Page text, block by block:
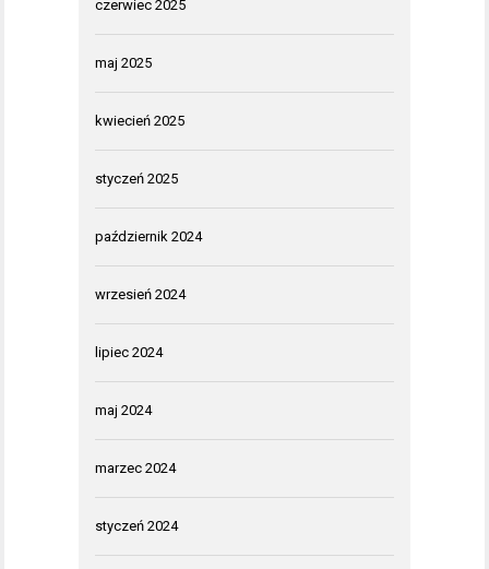
czerwiec 2025
maj 2025
kwiecień 2025
styczeń 2025
październik 2024
wrzesień 2024
lipiec 2024
maj 2024
marzec 2024
styczeń 2024